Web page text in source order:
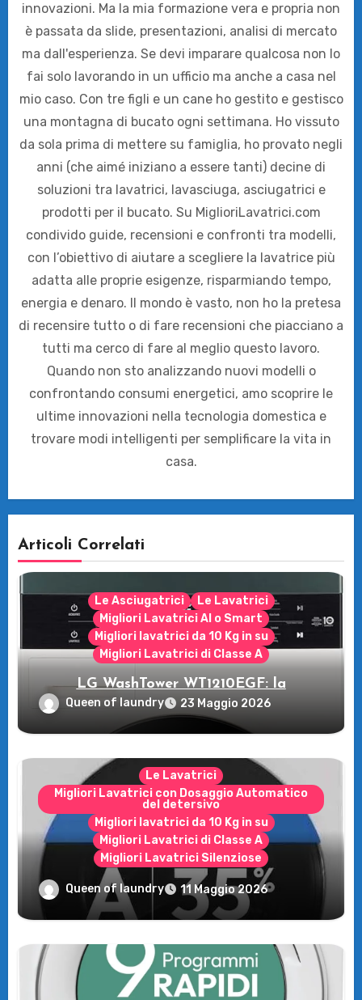
innovazioni. Ma la mia formazione vera e propria non
è passata da slide, presentazioni, analisi di mercato
ma dall'esperienza. Se devi imparare qualcosa non lo
fai solo lavorando in un ufficio ma anche a casa nel
mio caso. Con tre figli e un cane ho gestito e gestisco
una montagna di bucato ogni settimana. Ho vissuto
da sola prima di mettere su famiglia, ho provato negli
anni (che aimé iniziano a essere tanti) decine di
soluzioni tra lavatrici, lavasciuga, asciugatrici e
prodotti per il bucato. Su MiglioriLavatrici.com
condivido guide, recensioni e confronti tra modelli,
con l’obiettivo di aiutare a scegliere la lavatrice più
adatta alle proprie esigenze, risparmiando tempo,
energia e denaro. Il mondo è vasto, non ho la pretesa
di recensire tutto o di fare recensioni che piacciano a
tutti ma cerco di fare al meglio questo lavoro.
Quando non sto analizzando nuovi modelli o
confrontando consumi energetici, amo scoprire le
ultime innovazioni nella tecnologia domestica e
trovare modi intelligenti per semplificare la vita in
casa.
Articoli Correlati
Le Asciugatrici
Le Lavatrici
Migliori Lavatrici AI o Smart
Migliori lavatrici da 10 Kg in su
Migliori Lavatrici di Classe A
LG WashTower WT1210EGF: la
rivoluzione intelligente per il tuo bucato!
Queen of laundry 23 Maggio 2026
Le Lavatrici
Migliori Lavatrici con Dosaggio Automatico
del detersivo
Migliori lavatrici da 10 Kg in su
Migliori Lavatrici di Classe A
Migliori Lavatrici Silenziose
Recensione della Lavatrice Candy
MultiWash: Innovazione e flessibilità a
casa tua!
Queen of laundry 11 Maggio 2026